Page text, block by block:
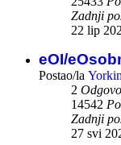
Zadnji
22 lip
eOI/
Postao/la Yorkin
2
14542
Zadnji
27 svi